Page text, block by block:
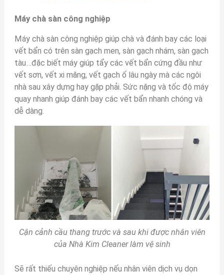
Máy chà sàn công nghiệp
Máy chà sàn công nghiệp giúp chà và đánh bay các loại
vết bẩn có trên sàn gạch men, sàn gạch nhám, sàn gạch
tàu…đặc biết máy giúp tẩy các vết bẩn cứng đầu như
vết sơn, vết xi măng, vết gạch ố lâu ngày mà các ngôi
nhà sau xây dựng hay gặp phải. Sức nặng và tốc độ máy
quay nhanh giúp đánh bay các vết bẩn nhanh chóng và
dễ dàng.
Cận cảnh cầu thang trước và sau khi được nhân viên
của Nhà Kim Cleaner làm vệ sinh
Sẽ rất thiếu chuyên nghiệp nếu nhân viên dịch vụ dọn